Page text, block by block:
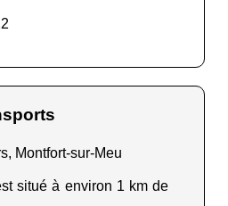
Montfort-sur-Meu
situé à environ 1 km de